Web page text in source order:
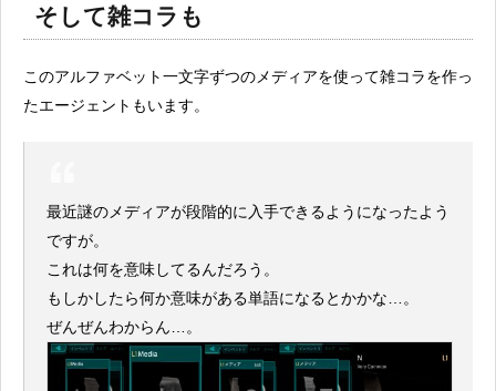
そして雑コラも
このアルファベット一文字ずつのメディアを使って雑コラを作っ
たエージェントもいます。
最近謎のメディアが段階的に入手できるようになったよう
ですが。
これは何を意味してるんだろう。
もしかしたら何か意味がある単語になるとかかな…。
ぜんぜんわからん…。